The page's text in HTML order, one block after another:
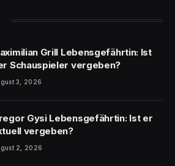
Grill Lebensgefährtin: Ist
Schauspieler vergeben?
3, 2026
Gysi Lebensgefährtin: Ist er
vergeben?
2, 2026